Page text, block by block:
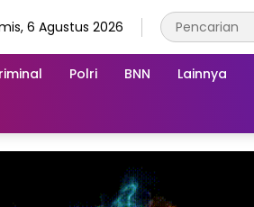
6 Agustus 2026
Polri BNN Lainnya